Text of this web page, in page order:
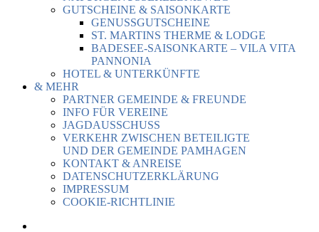
GUTSCHEINE & SAISONKARTE
GENUSSGUTSCHEINE
ST. MARTINS THERME & LODGE
BADESEE-SAISONKARTE – VILA VITA
PANNONIA
HOTEL & UNTERKÜNFTE
& MEHR
PARTNER GEMEINDE & FREUNDE
INFO FÜR VEREINE
JAGDAUSSCHUSS
VERKEHR ZWISCHEN BETEILIGTE
UND DER GEMEINDE PAMHAGEN
KONTAKT & ANREISE
DATENSCHUTZERKLÄRUNG
IMPRESSUM
COOKIE-RICHTLINIE